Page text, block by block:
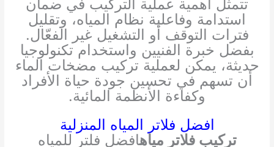
تتمثل أهمية عملية التركيب في ضمان
استدامة وفاعلية نظام المياه، وتقليل
فترات التوقف أو التشغيل غير الفعّال.
بفضل خبرة الفنيين واستخدام تكنولوجيا
حديثة، يمكن لعملية تركيب مضخات الماء
أن تسهم في تحسين جودة حياة الأفراد
وكفاءة الأنظمة المائية.
افضل فلاتر المياه المنزلية
تركيب فلاتر مياهافضل فلتر للمياه